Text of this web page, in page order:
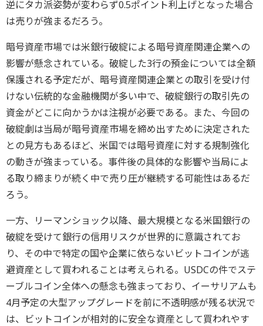
逆にタカ派姿勢が変わらず0.5ポイント利上げとなった場合
は売りが強まるだろう。
暗号資産市場では米銀行破綻による暗号資産関連企業への
影響が懸念されている。破綻した3行の預金については全額
保護される予定だが、暗号資産関連企業との取引を受け付
けない伝統的な金融機関が多い中で、破綻銀行の取引先の
資金がどこに向かうかは注視が必要である。また、今回の
破綻劇は当局が暗号資産市場を締め出すために決定された
との見方もあるほど、米国では暗号資産に対する規制強化
の動きが強まっている。事件後の具体的な影響や当局によ
る取り締まりが続く中で売り圧が継続する可能性はあるだ
ろう。
一方、リーマンショック以降、最大規模となる米国銀行の
破綻を受けて銀行の信用リスクが世界的に意識されてお
り、その中で特定の国や企業に依らないビットコインが逃
避資産として買われることは考えられる。USDCの件でステ
ーブルコイン全体への懸念も強まっており、イーサリアムも
4月予定の大型アップグレードを前に不透明感が残る状況で
は、ビットコインが相対的に安全な資産として買われやす